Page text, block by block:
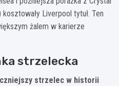
Liverpool tytuł. Ten
żalem w karierze
strzelecka
strzelec w historii